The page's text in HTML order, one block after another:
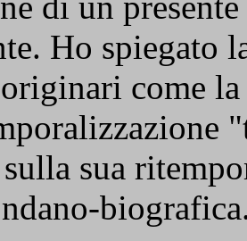
Ho spiegato
come
sua